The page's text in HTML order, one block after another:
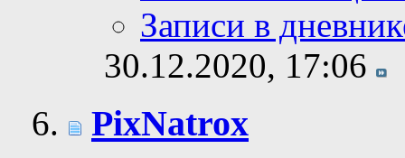
Записи в
30.12.2020, 17:06
PixNatrox